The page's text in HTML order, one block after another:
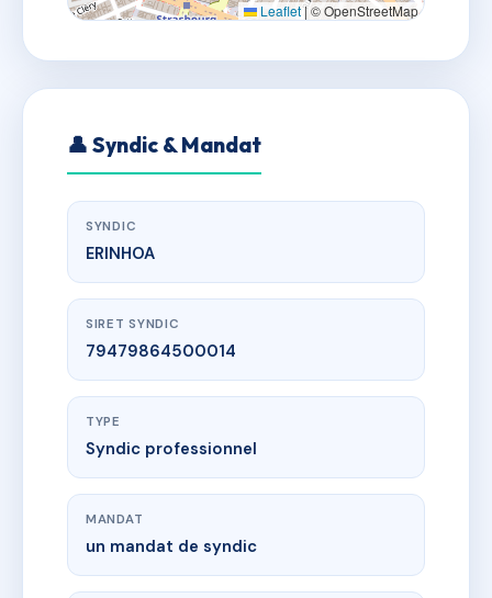
Leaflet |© OpenStreetMap
👤 Syndic & Mandat
SYNDIC
ERINHOA
SIRET SYNDIC
79479864500014
TYPE
Syndic professionnel
MANDAT
un mandat de syndic